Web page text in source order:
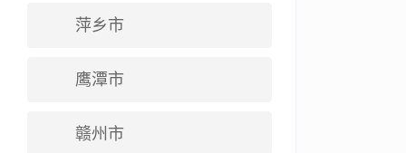
萍乡市
鹰潭市
赣州市